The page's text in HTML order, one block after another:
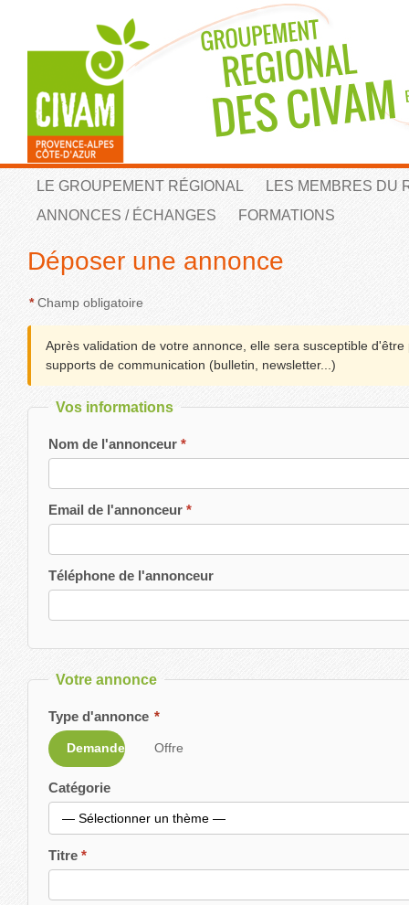
LE GROUPEMENT RÉGIONAL
LES MEMBRES DU
ANNONCES / ÉCHANGES
FORMATIONS
Déposer une annonce
*Champ obligatoire
Après validation de votre annonce, elle sera susceptible
supports de communication (bulletin, newsletter...)
Vos informations
Nom de l'annonceur
Email de l'annonceur
Téléphone de l'annonceur
Votre annonce
Type d'annonce *
Demande Offre
Catégorie
Titre